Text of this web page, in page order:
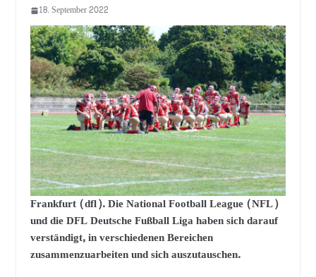
18. September 2022
Frankfurt (dfl). Die National Football League (NFL)
und die DFL Deutsche Fußball Liga haben sich darauf
verständigt, in verschiedenen Bereichen
zusammenzuarbeiten und sich auszutauschen.